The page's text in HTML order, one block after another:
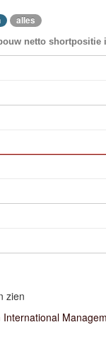
alles
netto shortpositie
zien
International